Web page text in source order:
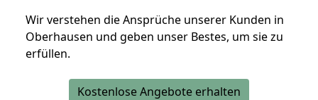
Wir verstehen die Ansprüche unserer Kunden in
Oberhausen und geben unser Bestes, um sie zu
erfüllen.
Kostenlose Angebote erhalten